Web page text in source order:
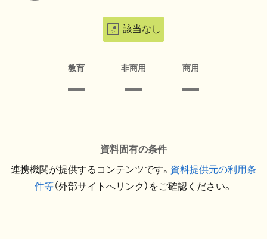
該当なし
教育 非商用 商用
資料固有の条件
連携機関が提供するコンテンツです。 資料提供元の利用条
件等（外部サイトへリンク）をご確認ください。